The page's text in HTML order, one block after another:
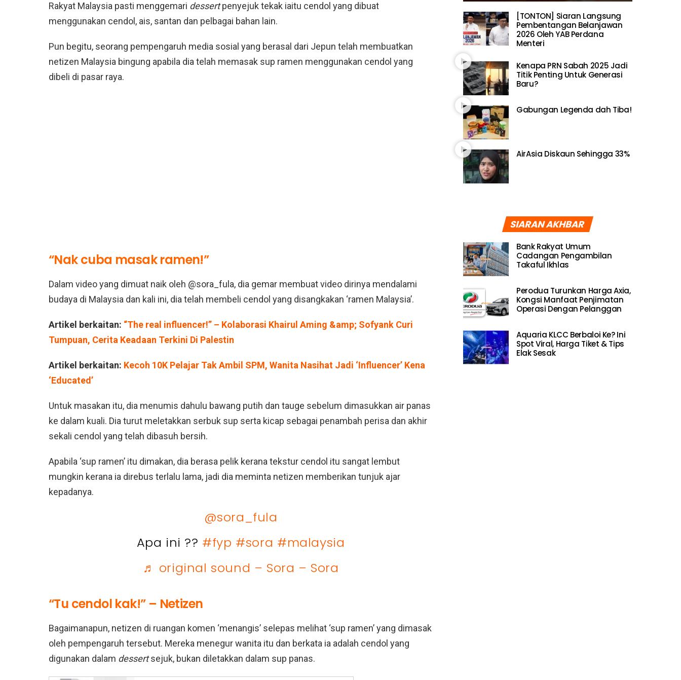
Rakyat Malaysia pasti menggemari dessertpenyejuk tekak iaitu cendol yang dibuat
menggunakan cendol, ais, santan dan pelbagai bahan lain.
Pun begitu, seorang pempengaruh media sosial yang berasal dari Jepun telah membuatkan
netizen Malaysia bingung apabila dia telah memasak sup ramen menggunakan cendol yang
dibeli di pasar raya.
“Nak cuba masak ramen!”
Dalam video yang dimuat naik oleh @sora_fula, dia gemar membuat video dirinya mendalami
budaya di Malaysia dan kali ini, dia telah membeli cendol yang disangkakan ‘ramen Malaysia’.
Artikel berkaitan: “The real influencer!” – Kolaborasi Khairul Aming &amp; Sofyank Curi
Tumpuan, Cerita Keadaan Terkini Di Palestin
Artikel berkaitan: Kecoh 10K Pelajar Tak Ambil SPM, Wanita Nasihat Jadi ‘Influencer’ Kena
‘Educated’
Untuk masakan itu, dia menumis dahulu bawang putih dan tauge sebelum dimasukkan air panas
ke dalam kuali. Dia turut meletakkan serbuk sup serta kicap sebagai penambah perisa dan akhir
sekali cendol yang telah dibasuh bersih.
Apabila ‘sup ramen’ itu dimakan, dia berasa pelik kerana tekstur cendol itu sangat lembut
mungkin kerana ia direbus terlalu lama, jadi dia meminta netizen memberikan tunjuk ajar
kepadanya.
@sora_fula
Apa ini ?? #fyp #sora #malaysia
♬ original sound – Sora – Sora
“Tu cendol kak!” – Netizen
Bagaimanapun, netizen di ruangan komen ‘menangis’ selepas melihat ‘sup ramen’ yang dimasak
oleh pempengaruh tersebut. Mereka menegur wanita itu dan berkata ia adalah cendol yang
digunakan dalam dessertsejuk, bukan diletakkan dalam sup panas.
[TONTON] Siaran Langsung
Pembentangan Belanjawan
2026 Oleh YAB Perdana
Menteri
Kenapa PRN Sabah 2025 Jadi
Titik Penting Untuk Generasi
Baru?
Gabungan Legenda dah Tiba!
AirAsia Diskaun Sehingga 33%
SIARAN AKHBAR
Bank Rakyat Umum
Cadangan Pengambilan
Takaful Ikhlas
Perodua Turunkan Harga Axia,
Kongsi Manfaat Penjimatan
Operasi Dengan Pelanggan
Aquaria KLCC Berbaloi Ke? Ini
Spot Viral, Harga Tiket & Tips
Elak Sesak